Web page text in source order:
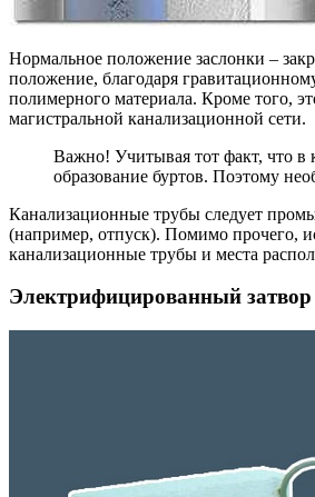
Нормальное положение заслонки –
положение, благодаря
полимерного материала. Кроме того,
магистральной канализационной сети.
Важно! Учитывая тот факт, что в
образование буртов. Поэтому
Канализационные трубы следует
(например, отпуск). Помимо прочего,
канализационные трубы и места
Электрифицированный затвор